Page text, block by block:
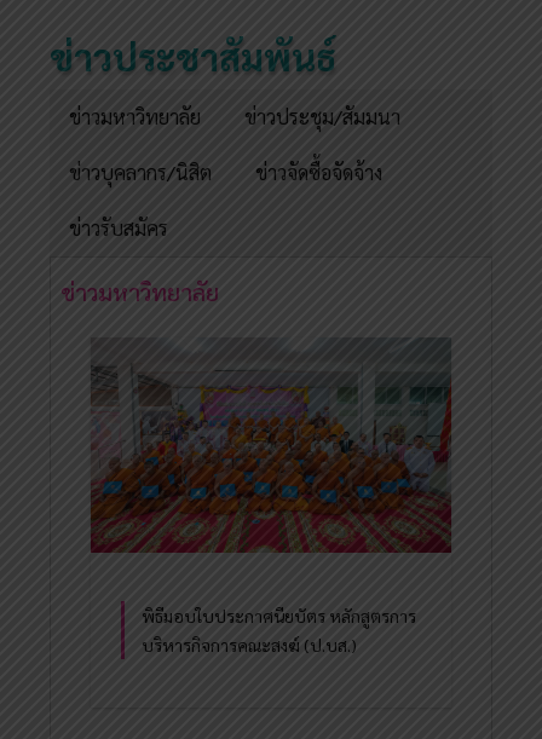
ข่าวประชาสัมพันธ์
ข่าวมหาวิทยาลัย ข่าวประชุม/สัมมนา
ข่าวบุคลากร/นิสิต ข่าวจัดซื้อจัดจ้าง
ข่าวรับสมัคร
ข่าวมหาวิทยาลัย
พิธีมอบใบประกาศนียบัตร หลักสูตรการ
บริหารกิจการคณะสงฆ์ (ป.บส.)